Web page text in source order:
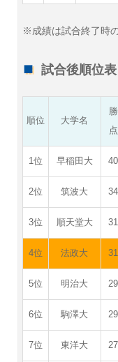
※成績は試合終了時
試合後順位表
順位 大学名
勝
点
1位 早稲田大 40
2位 筑波大 34
3位 順天堂大 31
4位 法政大 31
5位 明治大 29
6位 駒澤大 29
7位 東洋大 27